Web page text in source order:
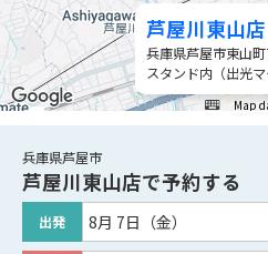
0570-
Map
芦屋川東山店
兵庫県芦屋市東山
スタンド内（出光マ
兵庫県芦屋市
芦屋川東山店で予約する
出発 8月 7日（金）